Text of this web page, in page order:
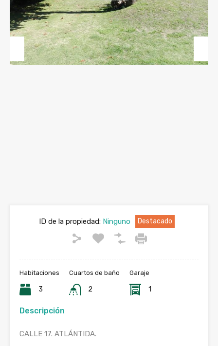
Previous Next
ID de la propiedad:Ninguno Destacado
Habitaciones
3
Cuartos de baño
2
Garaje
1
Descripción
CALLE 17. ATLÁNTIDA.